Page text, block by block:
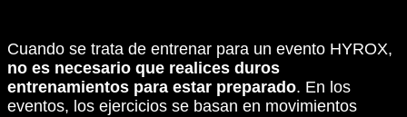
Cuando se trata de entrenar para un evento HYROX,
no es necesario que realices duros
entrenamientos para estar preparado. En los
eventos, los ejercicios se basan en movimientos